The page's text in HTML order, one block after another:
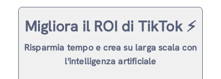
Migliora il ROI di TikTok ⚡️
Risparmia tempo e crea su larga scala con
l'intelligenza artificiale